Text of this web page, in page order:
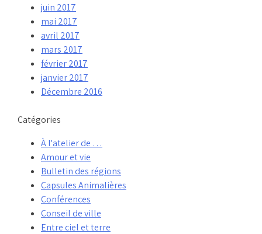
juin 2017
mai 2017
avril 2017
mars 2017
février 2017
janvier 2017
Décembre 2016
Catégories
À l'atelier de …
Amour et vie
Bulletin des régions
Capsules Animalières
Conférences
Conseil de ville
Entre ciel et terre